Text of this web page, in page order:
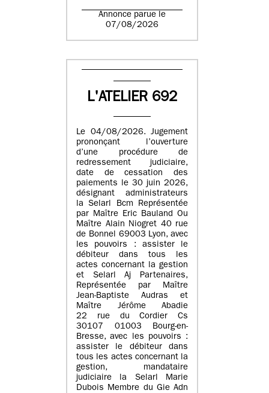
Annonce parue le
07/08/2026
L'ATELIER 692
Le 04/08/2026. Jugement
prononçant l’ouverture
d’une procédure de
redressement judiciaire,
date de cessation des
paiements le 30 juin 2026,
désignant administrateurs
la Selarl Bcm Représentée
par Maître Eric Bauland Ou
Maître Alain Niogret 40 rue
de Bonnel 69003 Lyon, avec
les pouvoirs : assister le
débiteur dans tous les
actes concernant la gestion
et Selarl Aj Partenaires,
Représentée par Maître
Jean-Baptiste Audras et
Maître Jérôme Abadie
22 rue du Cordier Cs
30107 01003 Bourg-en-
Bresse, avec les pouvoirs :
assister le débiteur dans
tous les actes concernant la
gestion, mandataire
judiciaire la Selarl Marie
Dubois Membre du Gie Adn